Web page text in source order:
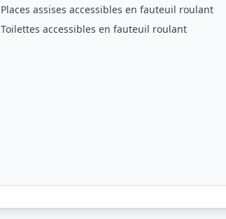
Places assises accessibles en fauteuil roulant
Toilettes accessibles en fauteuil roulant